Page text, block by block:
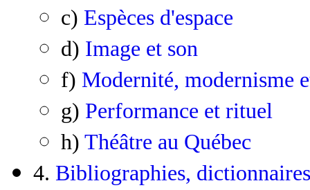
c) Espèces d'espace
d) Image et son
f) Modernité, modernisme
g) Performance et rituel
h) Théâtre au Québec
4. Bibliographies,